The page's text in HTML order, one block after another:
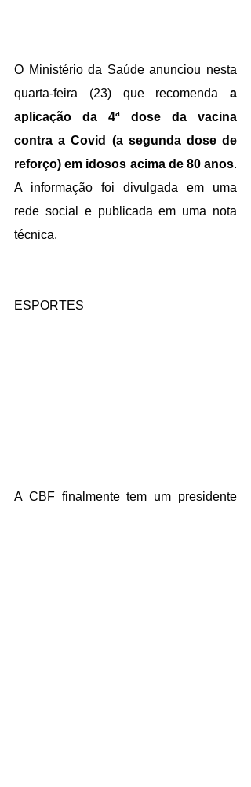
O Ministério da Saúde anunciou nesta
quarta-feira (23) que recomenda a
aplicação da 4ª dose da vacina
contra a Covid (a segunda dose de
reforço) em idosos acima de 80 anos.
A informação foi divulgada em uma
rede social e publicada em uma nota
técnica.
ESPORTES
A CBF finalmente tem um presidente